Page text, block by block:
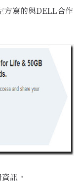
方寫的與DELL合作
訊。